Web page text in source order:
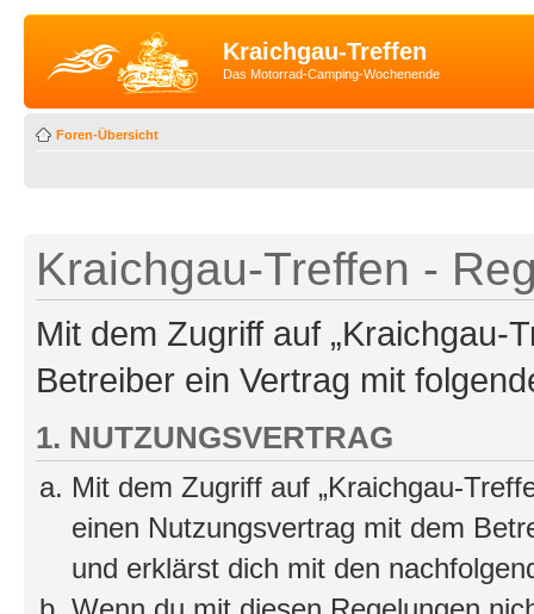
Kraichgau-Treffen
Das Motorrad-Camping-Wochenende
Foren-Übersicht
Kraichgau-Treffen -
Mit dem Zugriff auf „Kraichgau-
Betreiber ein Vertrag mit
1. NUTZUNGSVERTRAG
Mit dem Zugriff auf „Kraichgau-
einen Nutzungsvertrag mit dem
und erklärst dich mit den